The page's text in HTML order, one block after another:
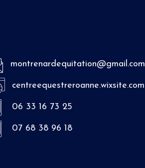
montrenardequitation@gmail.com
centreequestreroanne.wixsite.com
06 33 16 73 25
07 68 38 96 18